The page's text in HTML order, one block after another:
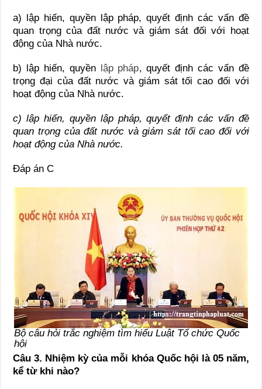
a) lập hiến, quyền lập pháp, quyết định các vấn đề
quan trọng của đất nước và giám sát đối với hoạt
động của Nhà nước.
b) lập hiến, quyền lập pháp, quyết định các vấn đề
trọng đại của đất nước và giám sát tối cao đối với
hoạt động của Nhà nước.
c)lập hiến, quyền lập pháp, quyết định các vấn đề
quan trọng của đất nước và giám sát tối cao đối với
hoạt động của Nhà nước.
Đáp án C
Bộ câu hỏi trắc nghiệm tìm hiểu Luật Tổ chức Quốc
hội
Câu 3. Nhiệm kỳ của mỗi khóa Quốc hội là 05 năm,
kể từ khi nào?